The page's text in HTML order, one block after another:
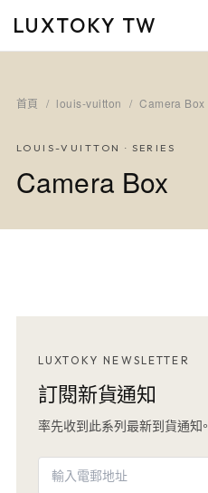
LUXTOKY TW
首頁 / louis-vuitton / Camera Box
LOUIS-VUITTON · SERIES
Camera Box
LUXTOKY NEWSLETTER
訂閱新貨通知
率先收到此系列最新到貨通知。